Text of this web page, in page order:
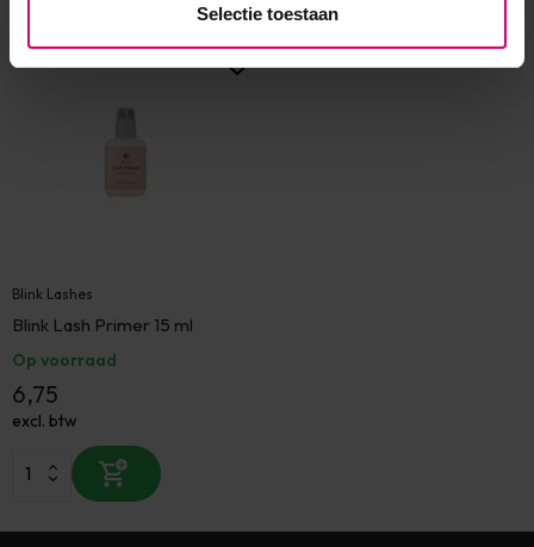
Selectie toestaan
Blink Lashes
Blink Lash Primer 15 ml
Op voorraad
6,75
excl. btw